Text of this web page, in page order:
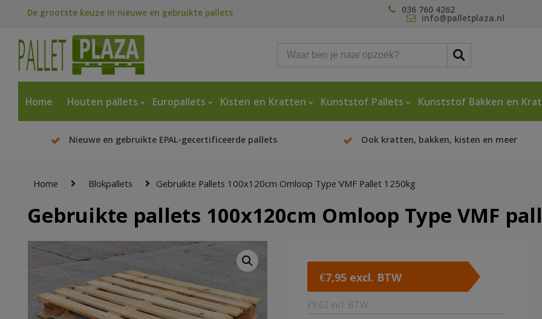
De grootste keuze in nieuwe en gebruikte pallets 036 760 4262
info@palletplaza.nl
Home Houten pallets Europallets Kisten en Kratten Kunststof Pallets Kunststof Bakken en
Nieuwe en gebruikte EPAL-gecertificeerde pallets Ook kratten, bakken, kisten en meer
Home Blokpallets Gebruikte Pallets 100x120cm Omloop Type VMF Pallet 1250kg
Gebruikte pallets 100x120cm Omloop Type VMF
€7,95excl. BTW
€ 9,62 incl. BTW